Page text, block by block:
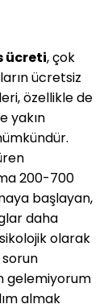
ücreti, çok
ücretsiz
özellikle de
yakın
200-700
başlayan,
daha
olarak
sorun
gelemiyorum
almak